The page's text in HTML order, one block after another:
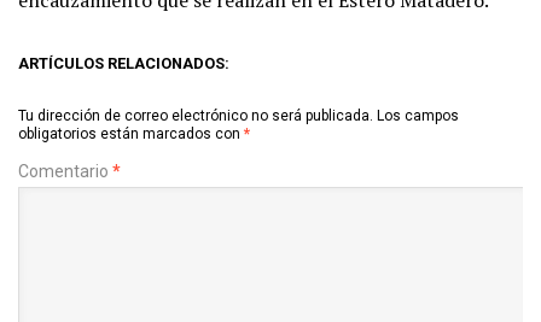
ARTÍCULOS RELACIONADOS:
Tu dirección de correo electrónico no será publicada. Los campos
obligatorios están marcados con *
Comentario *